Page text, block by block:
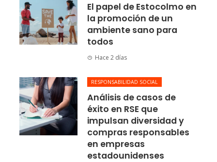
El papel de Estocolmo en
la promoción de un
ambiente sano para
todos
Hace 2 días
RESPONSABILIDAD SOCIAL
Análisis de casos de
éxito en RSE que
impulsan diversidad y
compras responsables
en empresas
estadounidenses